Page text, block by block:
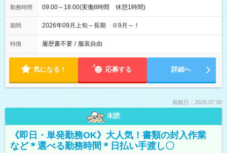
勤務時間 09:00～18:00(実働8時間 休憩1時間)
期間 2026年09月上旬～長期 ※9月～！
特徴 履歴書不要 / 服装自由
気になる！ 応募する 詳細へ
掲載日：2026.07.30
未読
《即日・単発勤務OK》大人気！書類の封入作業
など＊選べる勤務時間＊日払い手渡し〇